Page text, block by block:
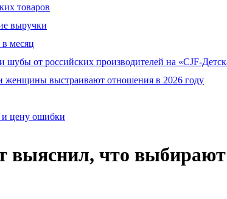
товаров
выручки
месяц
от российских производителей на «CJF-
женщины выстраивают отношения в 2026 году
и цену ошибки
выяснил, что